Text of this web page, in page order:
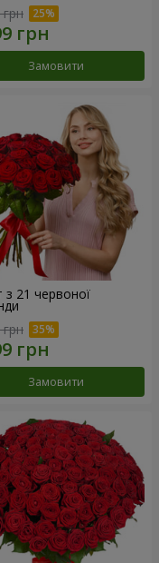
Замовити
з 21 червоної
Замовити